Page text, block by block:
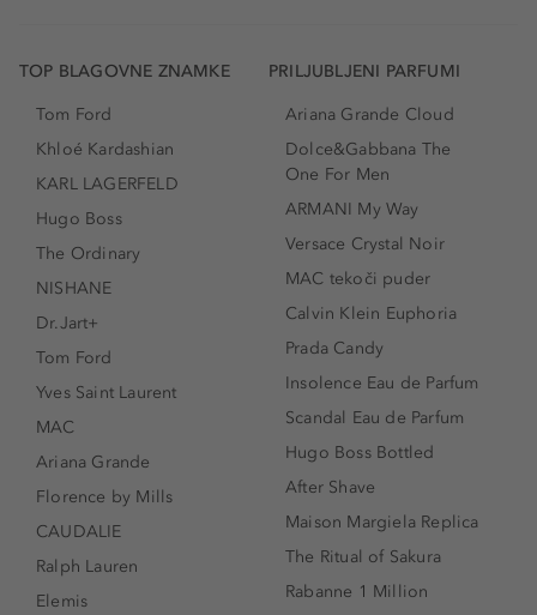
TOP BLAGOVNE ZNAMKE
Tom Ford
Khloé Kardashian
KARL LAGERFELD
Hugo Boss
The Ordinary
NISHANE
Dr.Jart+
Tom Ford
Yves Saint Laurent
MAC
Ariana Grande
Florence by Mills
CAUDALIE
Ralph Lauren
Elemis
PRILJUBLJENI PARFUMI
Ariana Grande Cloud
Dolce&Gabbana The
One For Men
ARMANI My Way
Versace Crystal Noir
MAC tekoči puder
Calvin Klein Euphoria
Prada Candy
Insolence Eau de Parfum
Scandal Eau de Parfum
Hugo Boss Bottled
After Shave
Maison Margiela Replica
The Ritual of Sakura
Rabanne 1 Million